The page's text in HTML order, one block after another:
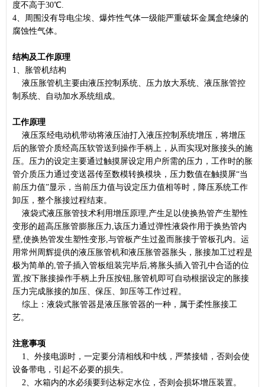
度不高于30℃.
4、周围没有导电尘埃、爆炸性气体一级能严重破坏金属盒绝缘的
腐蚀性气体。
结构及工作原理
1、 胀管机结构
液压胀管机主要由液压控制系统、压力放大系统、液压胀管控
制系统、自动加水系统组成。
工作原理
液压泵经电动机带动将液压油打入液压控制系统增压，将增压
后的胀管介质经高压软管送到操作手柄上，从而实现对胀接头的施
压。压力的设定主要通过触摸屏设定用户所需的压力，工作时的胀
管介质压力通过变送器传至数模转换模块，压力数值在触摸屏“当
前压力值”显示，当前压力值与设定压力值相等时，降压系统工作
卸压，整个胀接过程结束。
液袋式液压胀管技术利用增压原理,产生足以使换热管产生塑性
变形的超高压胀管膨胀压力,该压力通过弹性液袋作用于换热管内
壁,使换热管发生塑性变形,与管板产生过盈而胀接于管板孔内。运
用常州周辉提供的液压胀管机和液压胀管器胀头，胀接加工过程是
极为简单的,管子插入管板组装完毕后,将胀头插入管孔中合适的位
置,按下胀接操作手柄上升压按钮,胀管机即可自动根据设定的胀接
压力完成胀接的加压、保压、卸压等工作过程。
综上：液袋式胀管器是液压胀管器的一种，属于柔性胀接工
艺。
注意事项
1、外接电源时，一定要分清相线和中线，严禁接错，否则会使
设备带电，引起不必要的损失。
2、水箱内的水必须要到达标定水位，否则会损坏增压装置。